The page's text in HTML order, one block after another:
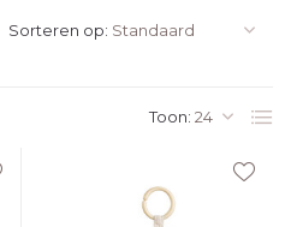
Toon:
Sorteren op: